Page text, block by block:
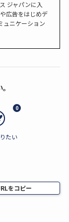
ジャパンに入
広告をはじめデ
ュニケーション
0
たい
をコピー